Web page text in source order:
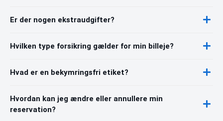
Er der nogen ekstraudgifter?
Hvilken type forsikring gælder for min billeje?
Hvad er en bekymringsfri etiket?
Hvordan kan jeg ændre eller annullere min
reservation?